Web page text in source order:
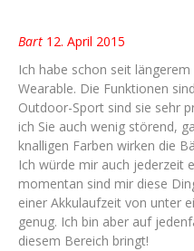
Bart 12. April 2015
Ich habe schon seit
Wearable. Die Funktionen
Outdoor-Sport sind sie sehr
ich Sie auch wenig störend,
knalligen Farben wirken die
Ich würde mir auch jederzeit
momentan sind mir diese
einer Akkulaufzeit von unter
genug. Ich bin aber auf
diesem Bereich bringt!